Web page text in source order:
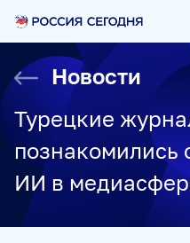
О НАС
О МЕДИАГРУППЕ
СОЦИАЛЬНАЯ
КАРЬЕРА
СТАЖИРОВКА
НАГРАДЫ
НАШИ СМИ
РИА НОВОСТИ
Новости
Турецкие
познакомились
ИИ в